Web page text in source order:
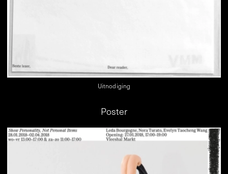
Uitnodiging
Poster